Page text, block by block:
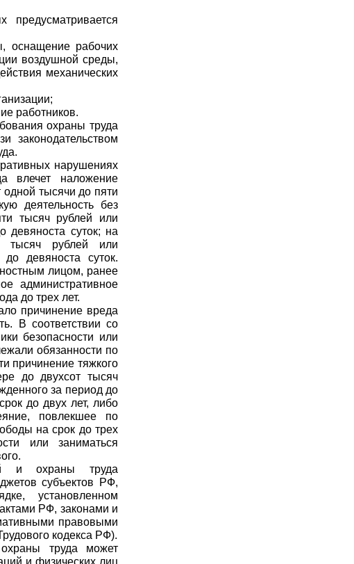
оснащение рабочих
воздушной среды,
механических
работников.
охраны труда
законодательством
нарушениях
влечет наложение
тысячи до пяти
деятельность без
тысяч рублей или
девяноста суток; на
тысяч рублей или
девяноста суток.
лицом, ранее
административное
до трех лет.
причинение вреда
В соответствии со
безопасности или
обязанности по
причинение тяжкого
до двухсот тысяч
за период до
до двух лет, либо
повлекшее по
на срок до трех
или заниматься
и охраны труда
субъектов РФ,
установленном
РФ, законами и
правовыми
кодекса РФ).
труда может
и физических лиц